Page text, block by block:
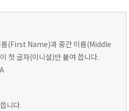
(First Name)과 중간 이름(Middle
첫 글자(이니셜)만 붙여 씁니다.
니다.